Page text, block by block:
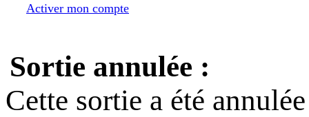
Activer mon compte
Sortie annulée :
Cette sortie a été